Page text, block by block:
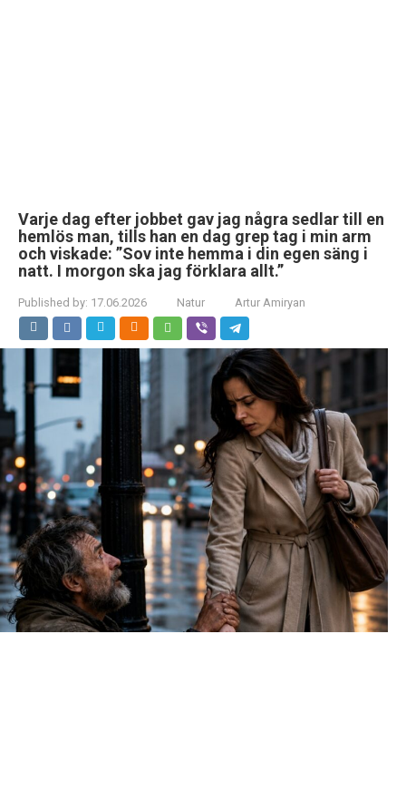
Varje dag efter jobbet gav jag några sedlar till en
hemlös man, tills han en dag grep tag i min arm
och viskade: ”Sov inte hemma i din egen säng i
natt. I morgon ska jag förklara allt.”
Published by: 17.06.2026 Natur Artur Amiryan